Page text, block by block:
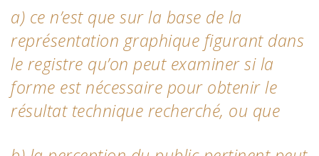
a) ce n’est que sur la base de la
représentation graphique figurant dans
le registre qu’on peut examiner si la
forme est nécessaire pour obtenir le
résultat technique recherché, ou que